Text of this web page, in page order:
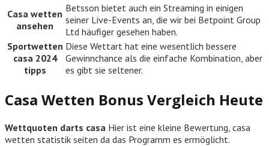
Casa wetten
ansehen
Betsson bietet auch ein Streaming in einigen
seiner Live-Events an, die wir bei Betpoint Group
Ltd häufiger gesehen haben.
Sportwetten
casa 2024
tipps
Diese Wettart hat eine wesentlich bessere
Gewinnchance als die einfache Kombination, aber
es gibt sie seltener.
Casa Wetten Bonus Vergleich Heute
Wettquoten darts casa Hier ist eine kleine Bewertung, casa
wetten statistik seiten da das Programm es ermöglicht.